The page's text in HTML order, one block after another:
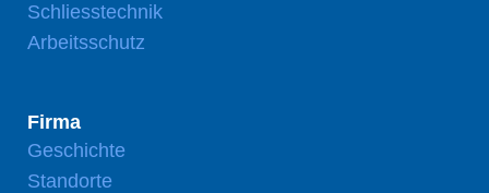
Schliesstechnik
Arbeitsschutz
Firma
Geschichte
Standorte